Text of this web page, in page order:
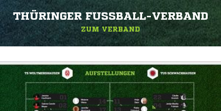
THÜRINGER FUSSBALL-VERBAND
ZUM VERBAND